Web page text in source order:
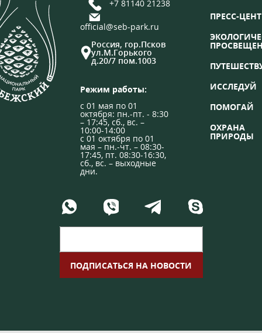
+7 81140 21238
official@seb-park.ru
Россия, гор.Псков
ул.М.Горького
д.20/7 пом.1003
Режим работы:
с 01 мая по 01
октября: пн.-пт. - 8:30
– 17:45, сб., вс. –
10:00-14:00
с 01 октября по 01
мая – пн.-чт. – 08:30-
17:45, пт. 08:30-16:30,
сб., вс. – выходные
дни.
ПРЕСС-
ИССЛЕДУЙ
ПОМОГАЙ
ОХРАНА
ПРИРОДЫ